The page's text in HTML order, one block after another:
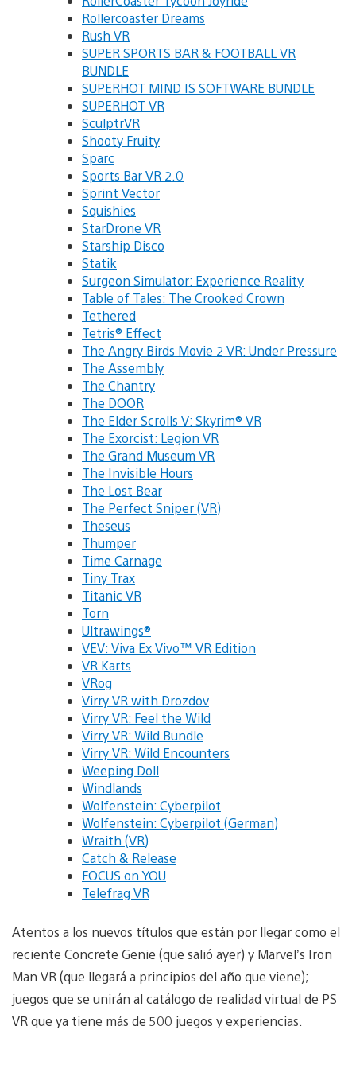
Rollercoaster Dreams
Rush VR
SUPER SPORTS BAR & FOOTBALL VR
BUNDLE
SUPERHOT MIND IS SOFTWARE BUNDLE
SUPERHOT VR
SculptrVR
Shooty Fruity
Sparc
Sports Bar VR 2.0
Sprint Vector
Squishies
StarDrone VR
Starship Disco
Statik
Surgeon Simulator: Experience Reality
Table of Tales: The Crooked Crown
Tethered
Tetris® Effect
The Angry Birds Movie 2 VR: Under Pressure
The Assembly
The Chantry
The DOOR
The Elder Scrolls V: Skyrim® VR
The Exorcist: Legion VR
The Grand Museum VR
The Invisible Hours
The Lost Bear
The Perfect Sniper (VR)
Theseus
Thumper
Time Carnage
Tiny Trax
Titanic VR
Torn
Ultrawings®
VEV: Viva Ex Vivo™‎ VR Edition
VR Karts
VRog
Virry VR with Drozdov
Virry VR: Feel the Wild
Virry VR: Wild Bundle
Virry VR: Wild Encounters
Weeping Doll
Windlands
Wolfenstein: Cyberpilot
Wolfenstein: Cyberpilot (German)
Wraith (VR)
Catch & Release
FOCUS on YOU
Telefrag VR
Atentos a los nuevos títulos que están por llegar como el
reciente Concrete Genie (que salió ayer) y Marvel’s Iron
Man VR (que llegará a principios del año que viene);
juegos que se unirán al catálogo de realidad virtual de PS
VR que ya tiene más de 500 juegos y experiencias.